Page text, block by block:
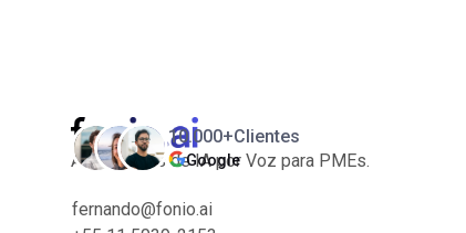
Assistentes de IA por Voz para PMEs.
fernando@fonio.ai
10.000+Clientes
Google